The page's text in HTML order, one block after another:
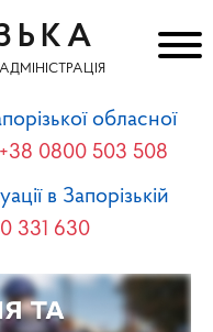
обласної
+38 0800 503 508
в Запорізькій
331 630